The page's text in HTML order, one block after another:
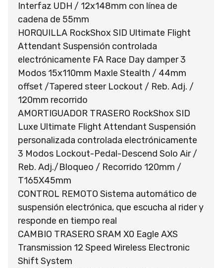
Interfaz UDH / 12x148mm con línea de
cadena de 55mm
HORQUILLA RockShox SID Ultimate Flight
Attendant Suspensión controlada
electrónicamente FA Race Day damper 3
Modos 15x110mm Maxle Stealth / 44mm
offset /Tapered steer Lockout / Reb. Adj. /
120mm recorrido
AMORTIGUADOR TRASERO RockShox SID
Luxe Ultimate Flight Attendant Suspensión
personalizada controlada electrónicamente
3 Modos Lockout-Pedal-Descend Solo Air /
Reb. Adj./Bloqueo / Recorrido 120mm /
T165X45mm
CONTROL REMOTO Sistema automático de
suspensión electrónica, que escucha al rider y
responde en tiempo real
CAMBIO TRASERO SRAM X0 Eagle AXS
Transmission 12 Speed Wireless Electronic
Shift System